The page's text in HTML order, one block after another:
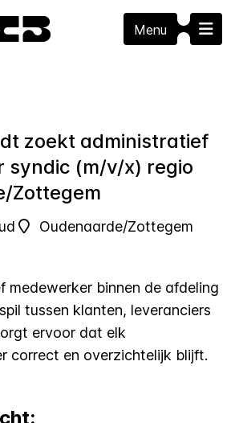
Menu
zoekt administratief
syndic (m/v/x) regio
Zottegem
Oudenaarde/Zottegem
medewerker binnen de afdeling
tussen klanten, leveranciers
ervoor dat elk
correct en overzichtelijk blijft.